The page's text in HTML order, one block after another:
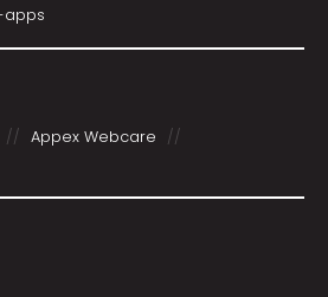
apps
Appex Webcare